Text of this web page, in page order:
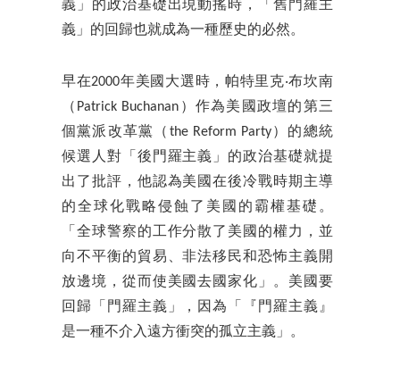
義」的政治基礎出現動搖時，「舊門羅主
義」的回歸也就成為一種歷史的必然。
早在2000年美國大選時，帕特里克‧布坎南
（Patrick Buchanan）作為美國政壇的第三
個黨派改革黨（the Reform Party）的總統
候選人對「後門羅主義」的政治基礎就提
出了批評，他認為美國在後冷戰時期主導
的全球化戰略侵蝕了美國的霸權基礎。
「全球警察的工作分散了美國的權力，並
向不平衡的貿易、非法移民和恐怖主義開
放邊境，從而使美國去國家化」。美國要
回歸「門羅主義」，因為「『門羅主義』
是一種不介入遠方衝突的孤立主義」。